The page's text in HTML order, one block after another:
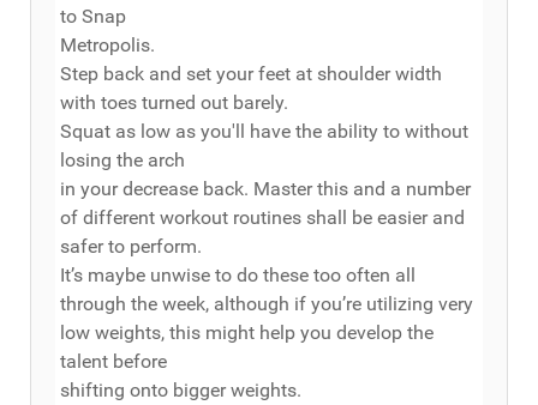
to Snap
Metropolis.
Step back and set your feet at shoulder width
with toes turned out barely.
Squat as low as you'll have the ability to without
losing the arch
in your decrease back. Master this and a number
of different workout routines shall be easier and
safer to perform.
It’s maybe unwise to do these too often all
through the week, although if you’re utilizing very
low weights, this might help you develop the
talent before
shifting onto bigger weights.